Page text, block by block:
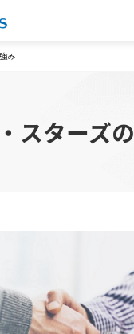
み
スターズ